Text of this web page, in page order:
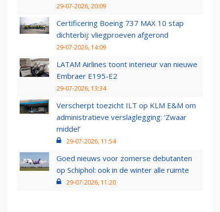
29-07-2026, 20:09
Certificering Boeing 737 MAX 10 stap
dichterbij: vliegproeven afgerond
29-07-2026, 14:09
LATAM Airlines toont interieur van nieuwe
Embraer E195-E2
29-07-2026, 13:34
Verscherpt toezicht ILT op KLM E&M om
administratieve verslaglegging: ‘Zwaar
middel’
29-07-2026, 11:54
Goed nieuws voor zomerse debutanten
op Schiphol: ook in de winter alle ruimte
29-07-2026, 11:20